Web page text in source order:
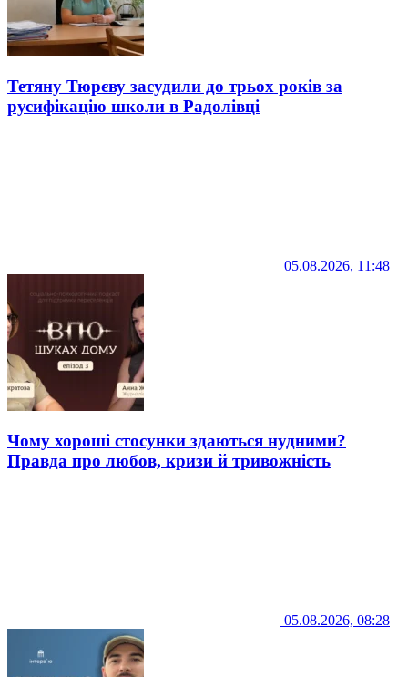
Тетяну Тюрєву засудили до трьох років за
русифікацію школи в Радолівці
05.08.2026, 11:48
Чому хороші стосунки здаються нудними?
Правда про любов, кризи й тривожність
05.08.2026, 08:28